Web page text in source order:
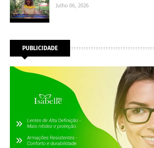
Julho 06, 2026
PUBLICIDADE